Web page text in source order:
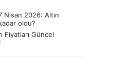
Nisan 2026: Altın
oldu?
Fiyatları Güncel